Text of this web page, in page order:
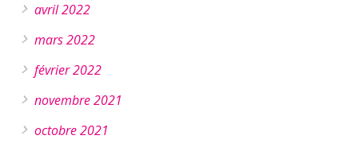
avril 2022
mars 2022
février 2022
novembre 2021
octobre 2021